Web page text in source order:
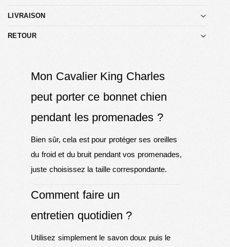
LIVRAISON
RETOUR
Mon Cavalier King Charles
peut porter ce bonnet chien
pendant les promenades ?
Bien sûr, cela est pour protéger ses oreilles
du froid et du bruit pendant vos promenades,
juste choisissez la taille correspondante.
Comment faire un
entretien quotidien ?
Utilisez simplement le savon doux puis le